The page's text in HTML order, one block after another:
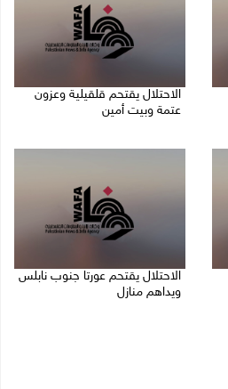
الاحتلال يقتحم قلقيلية وعزون
عتمة وبيت أمين
الاحتلال يقتحم عورتا جنوب نابلس
ويداهم منازل